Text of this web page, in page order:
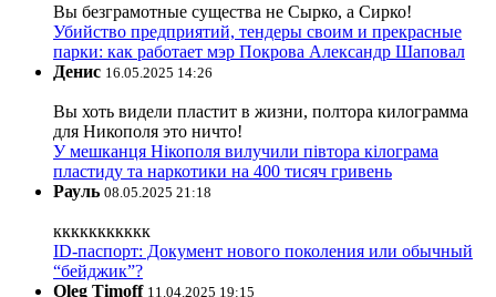
Вы безграмотные существа не Сырко, а Сирко!
Убийство предприятий, тендеры своим и прекрасные
парки: как работает мэр Покрова Александр Шаповал
Денис 16.05.2025 14:26
Вы хоть видели пластит в жизни, полтора килограмма
для Никополя это ничто!
У мешканця Нікополя вилучили півтора кілограма
пластиду та наркотики на 400 тисяч гривень
Рауль 08.05.2025 21:18
ккккккккккк
ID-паспорт: Документ нового поколения или обычный
“бейджик”?
Oleg Timoff 11.04.2025 19:15